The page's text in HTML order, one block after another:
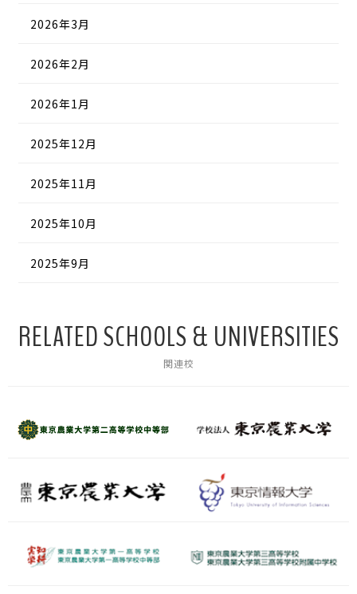
2026年3月
2026年2月
2026年1月
2025年12月
2025年11月
2025年10月
2025年9月
RELATED SCHOOLS & UNIVERSITIES
関連校